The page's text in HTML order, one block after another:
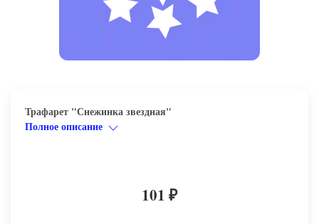
Трафарет "Снежинка звездная"
Полное описание
101 ₽